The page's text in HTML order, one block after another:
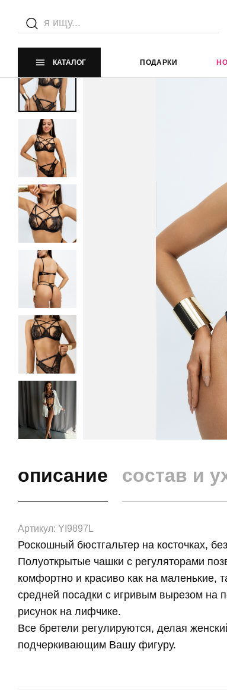
КАТАЛОГ ПОДАРКИ
Главная страница
описание состав и
Артикул: YI9897L
Роскошный бюстгальтер на косточках,
Полуоткрытые чашки с регуляторами
комфортно и красиво как на маленькие,
средней посадки с игривым вырезом на
рисунок на лифчике.
Все бретели регулируются, делая
подчеркивающим Вашу фигуру.